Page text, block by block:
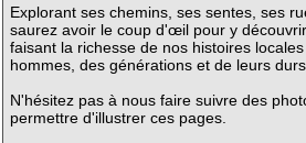
Explorant ses chemins, ses sentes, ses
saurez avoir le coup d'œil pour y
faisant la richesse de nos histoires
hommes, des générations et de leurs durs
N'hésitez pas à nous faire suivre des
permettre d'illustrer ces pages.